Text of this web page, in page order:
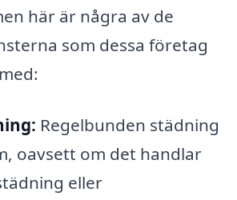
här är några av de
som dessa företag
Regelbunden städning
oavsett om det handlar
eller